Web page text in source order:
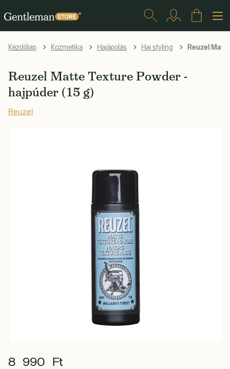
Kezdőlap Kozmetika Hajápolás Haj styling Reuzel
Reuzel Matte Texture Powder -
hajpúder (15 g)
Reuzel
8 990 Ft